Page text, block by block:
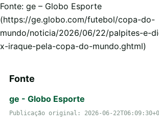
Fonte: ge – Globo Esporte
(https://ge.globo.com/futebol/copa-do-
mundo/noticia/2026/06/22/palpites-e-
x-iraque-pela-copa-do-mundo.ghtml)
Fonte
ge - Globo Esporte
Publicação original: 2026-06-